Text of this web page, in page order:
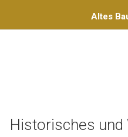
Altes
Historisches